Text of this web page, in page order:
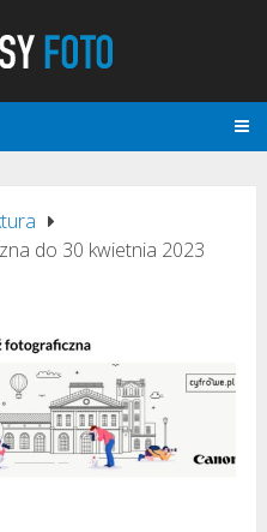
do 30 kwietnia 2023